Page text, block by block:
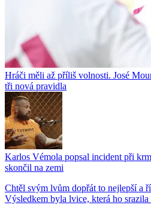
Hráči měli až příliš volnosti. José
tři nová pravidla
Karlos Vémola popsal incident při
skončil na zemi
Chtěl svým lvům dopřát to nejlepší a
Výsledkem byla lvice, která ho srazila